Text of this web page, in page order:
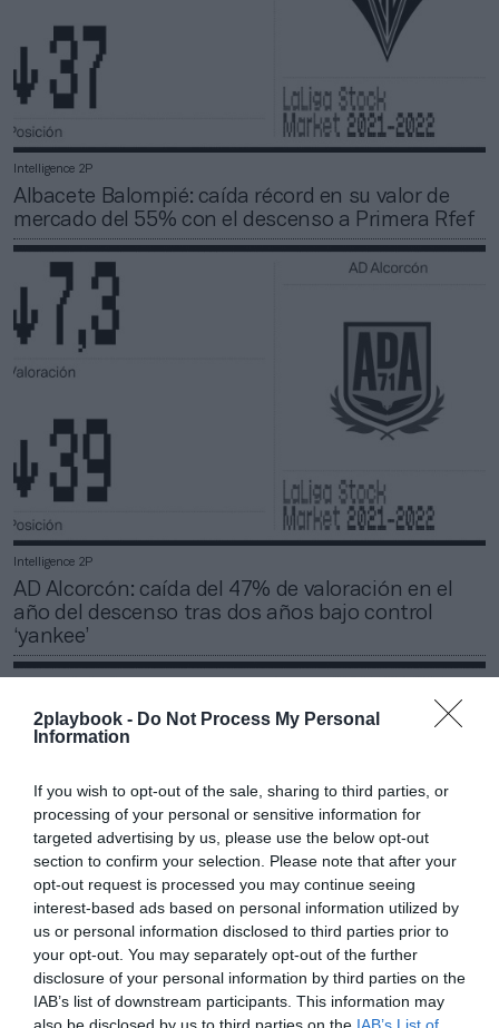
2playbook - Do Not Process My Personal
Information
If you wish to opt-out of the sale, sharing to third parties, or
processing of your personal or sensitive information for
targeted advertising by us, please use the below opt-out
section to confirm your selection. Please note that after your
opt-out request is processed you may continue seeing
interest-based ads based on personal information utilized by
us or personal information disclosed to third parties prior to
your opt-out. You may separately opt-out of the further
disclosure of your personal information by third parties on the
IAB’s list of downstream participants. This information may
also be disclosed by us to third parties on the IAB’s List of
Intelligence 2P
Albacete Balompié: caída récord en su valor de
mercado del 55% con el descenso a Primera Rfef
Intelligence 2P
AD Alcorcón: caída del 47% de valoración en el
año del descenso tras dos años bajo control
‘yankee’
Intelligence 2P
CF Fuenlabrada: caída de un 52% en valoración